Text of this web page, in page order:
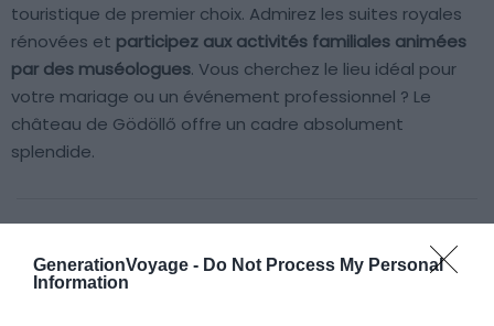
GenerationVoyage - Do Not Process My Personal
Information
touristique de premier choix. Admirez les suites royales
rénovées et participez aux activités familiales animées
par des muséologues. Vous cherchez le lieu idéal pour
votre mariage ou un événement professionnel ? Le
château de Gödöllő offre un cadre absolument
splendide.
À lire aussi sur le guide Hongrie :